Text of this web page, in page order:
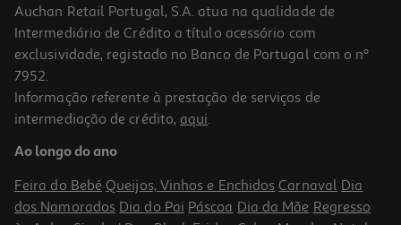
Sabonete Sólido Naturals Hidratante Leite De Oliva Palmolive
4x90gr
9.97 €/Kg
3,59 €
Auchan Retail Portugal, S.A. atua na qualidade de
Intermediário de Crédito a título acessório com
exclusividade, registado no Banco de Portugal com o nº
7952.
Informação referente à prestação de serviços de
intermediação de crédito, aqui.
Ao longo do ano
Feira do Bebé Queijos, Vinhos e Enchidos Carnaval Dia
dos Namorados Dia do Pai Páscoa Dia da Mãe Regresso